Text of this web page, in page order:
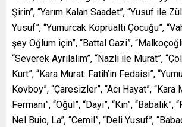
Şirin”, “Yarım Kalan Saadet”, “Yusuf ile
Yusuf”, “Yumurcak Köprüaltı Çocuğu”,
şey Oğlum için”, “Battal Gazi”,
“Severek Ayrılalım”, “Nazlı ile Murat”, “Çöl
Kurt”, “Kara Murat: Fatih’in Fedaisi”,
Kovboy”, “Çaresizler”, “Acı Hayat”, “Kara
Fermanı”, “Oğul”, “Dayı”, “Kin”,
Nel Buio, La”, “Cemil”, “Deli Yusuf”,